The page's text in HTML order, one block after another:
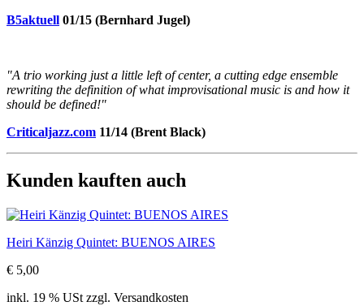
B5aktuell 01/15 (Bernhard Jugel)
"A trio working just a little left of center, a cutting edge ensemble
rewriting the definition of what improvisational music is and how it
should be defined!"
Criticaljazz.com 11/14 (Brent Black)
Kunden kauften auch
Heiri Känzig Quintet: BUENOS AIRES
€ 5,00
inkl. 19 % USt zzgl. Versandkosten